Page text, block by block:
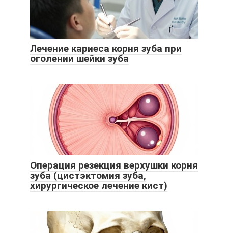
Лечение кариеса корня зуба при
оголении шейки зуба
Операция резекция верхушки корня
зуба (цистэктомия зуба,
хирургическое лечение кист)